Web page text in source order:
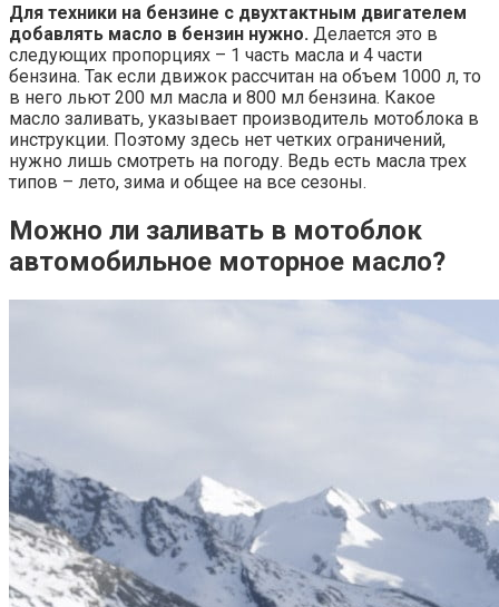
Для техники на бензине с двухтактным двигателем
добавлять масло в бензин нужно. Делается это в
следующих пропорциях – 1 часть масла и 4 части
бензина. Так если движок рассчитан на объем 1000 л, то
в него льют 200 мл масла и 800 мл бензина. Какое
масло заливать, указывает производитель мотоблока в
инструкции. Поэтому здесь нет четких ограничений,
нужно лишь смотреть на погоду. Ведь есть масла трех
типов – лето, зима и общее на все сезоны.
Можно ли заливать в мотоблок
автомобильное моторное масло?